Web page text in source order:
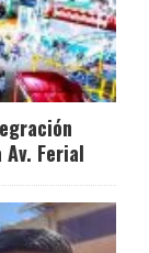
Ferial